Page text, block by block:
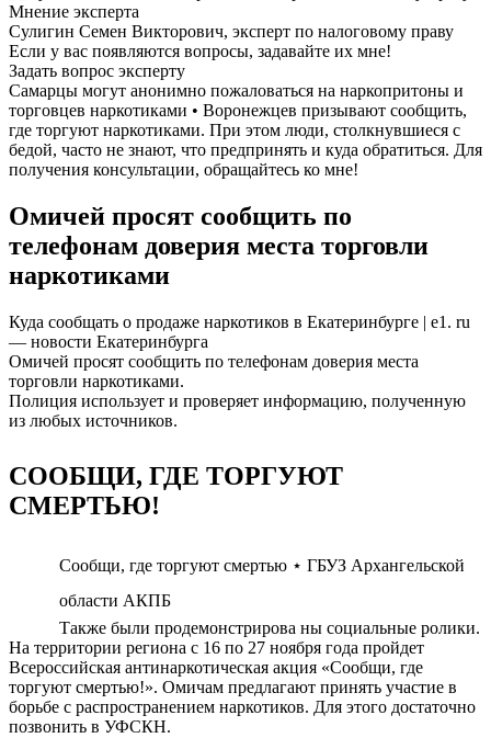
Мнение эксперта
Сулигин Семен Викторович, эксперт по налоговому праву
Если у вас появляются вопросы, задавайте их мне!
Задать вопрос эксперту
Самарцы могут анонимно пожаловаться на наркопритоны и
торговцев наркотиками • Воронежцев призывают сообщить,
где торгуют наркотиками. При этом люди, столкнувшиеся с
бедой, часто не знают, что предпринять и куда обратиться. Для
получения консультации, обращайтесь ко мне!
Омичей просят сообщить по
телефонам доверия места торговли
наркотиками
Куда сообщать о продаже наркотиков в Екатеринбурге | e1. ru
— новости Екатеринбурга
Омичей просят сообщить по телефонам доверия места
торговли наркотиками.
Полиция использует и проверяет информацию, полученную
из любых источников.
СООБЩИ, ГДЕ ТОРГУЮТ
СМЕРТЬЮ!
Сообщи, где торгуют смертью ⋆ ГБУЗ Архангельской
области АКПБ
Также были продемонстрирова ны социальные ролики.
На территории региона с 16 по 27 ноября года пройдет
Всероссийская антинаркотическая акция «Сообщи, где
торгуют смертью!». Омичам предлагают принять участие в
борьбе с распространением наркотиков. Для этого достаточно
позвонить в УФСКН.